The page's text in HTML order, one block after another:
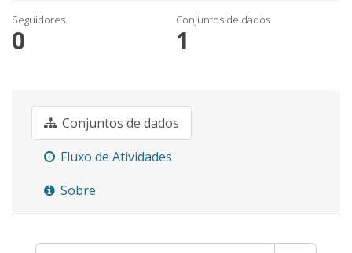
Seguidores
0
Conjuntos de dados
1
Conjuntos de dados
Fluxo de Atividades
Sobre